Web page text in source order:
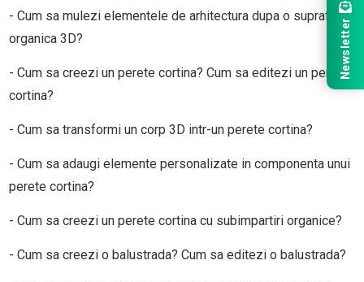
- Cum sa mulezi elementele de arhitectura dupa o suprafata
organica 3D?
- Cum sa creezi un perete cortina? Cum sa editezi un perete
cortina?
- Cum sa transformi un corp 3D intr-un perete cortina?
- Cum sa adaugi elemente personalizate in componenta unui
perete cortina?
- Cum sa creezi un perete cortina cu subimpartiri organice?
- Cum sa creezi o balustrada? Cum sa editezi o balustrada?
Newsletter